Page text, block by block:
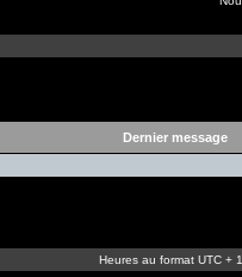
Dernier message
Heures au format UTC +